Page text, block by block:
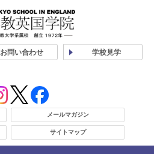
お問い合わせ 学校見学
メールマガジン
サイトマップ